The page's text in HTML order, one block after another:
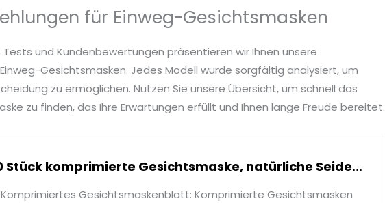
für Einweg-Gesichtsmasken
und Kundenbewertungen präsentieren wir Ihnen unsere
Gesichtsmasken. Jedes Modell wurde sorgfältig analysiert, um
zu ermöglichen. Nutzen Sie unsere Übersicht, um schnell das
zu finden, das Ihre Erwartungen erfüllt und Ihnen lange Freude bereitet.
Stück komprimierte Gesichtsmaske, natürliche Seide...
Komprimiertes Gesichtsmaskenblatt: Komprimierte Gesichtsmasken